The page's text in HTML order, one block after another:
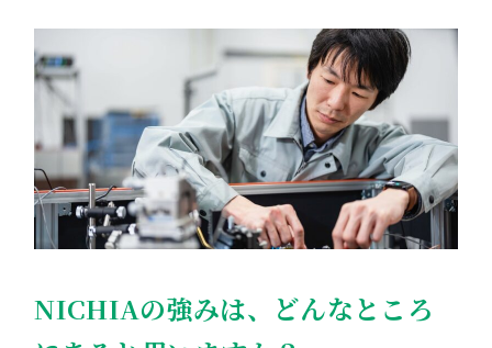
NICHIAの強みは、どんなところ